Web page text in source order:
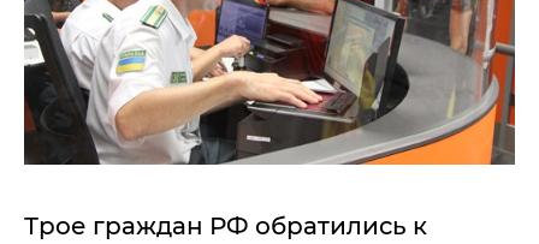
Трое граждан РФ обратились к